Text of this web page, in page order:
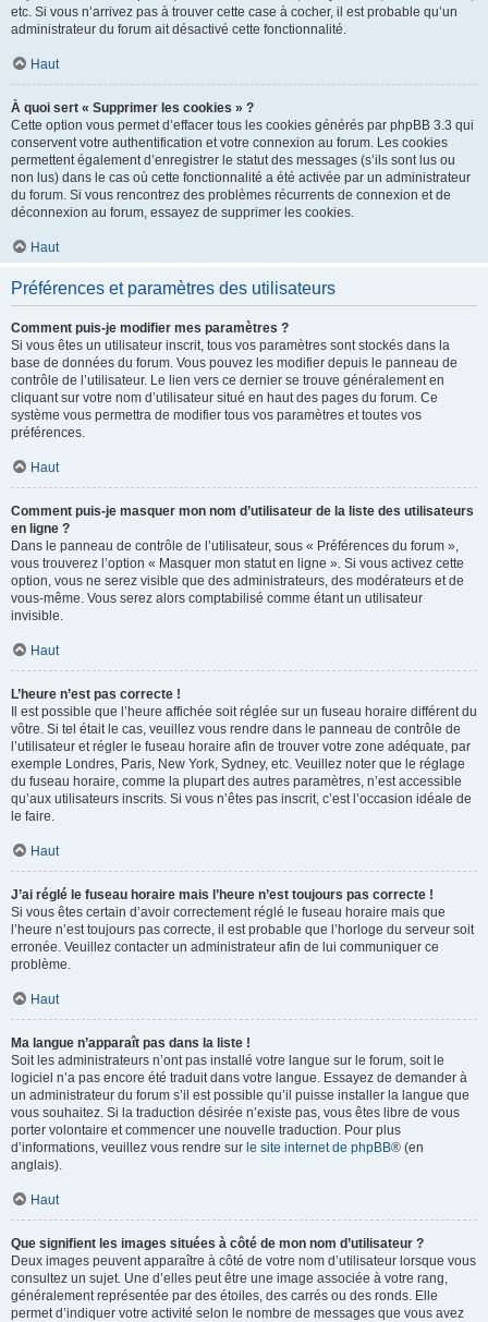
etc. Si vous n’arrivez pas à trouver cette case à cocher, il est probable qu’un
administrateur du forum ait désactivé cette fonctionnalité.
Haut
À quoi sert « Supprimer les cookies » ?
Cette option vous permet d’effacer tous les cookies générés par phpBB 3.3 qui
conservent votre authentification et votre connexion au forum. Les cookies
permettent également d’enregistrer le statut des messages (s’ils sont lus ou
non lus) dans le cas où cette fonctionnalité a été activée par un administrateur
du forum. Si vous rencontrez des problèmes récurrents de connexion et de
déconnexion au forum, essayez de supprimer les cookies.
Haut
Préférences et paramètres des utilisateurs
Comment puis-je modifier mes paramètres ?
Si vous êtes un utilisateur inscrit, tous vos paramètres sont stockés dans la
base de données du forum. Vous pouvez les modifier depuis le panneau de
contrôle de l’utilisateur. Le lien vers ce dernier se trouve généralement en
cliquant sur votre nom d’utilisateur situé en haut des pages du forum. Ce
système vous permettra de modifier tous vos paramètres et toutes vos
préférences.
Haut
Comment puis-je masquer mon nom d’utilisateur de la liste des utilisateurs
en ligne ?
Dans le panneau de contrôle de l’utilisateur, sous « Préférences du forum »,
vous trouverez l’option « Masquer mon statut en ligne ». Si vous activez cette
option, vous ne serez visible que des administrateurs, des modérateurs et de
vous-même. Vous serez alors comptabilisé comme étant un utilisateur
invisible.
Haut
L’heure n’est pas correcte !
Il est possible que l’heure affichée soit réglée sur un fuseau horaire différent du
vôtre. Si tel était le cas, veuillez vous rendre dans le panneau de contrôle de
l’utilisateur et régler le fuseau horaire afin de trouver votre zone adéquate, par
exemple Londres, Paris, New York, Sydney, etc. Veuillez noter que le réglage
du fuseau horaire, comme la plupart des autres paramètres, n’est accessible
qu’aux utilisateurs inscrits. Si vous n’êtes pas inscrit, c’est l’occasion idéale de
le faire.
Haut
J’ai réglé le fuseau horaire mais l’heure n’est toujours pas correcte !
Si vous êtes certain d’avoir correctement réglé le fuseau horaire mais que
l’heure n’est toujours pas correcte, il est probable que l’horloge du serveur soit
erronée. Veuillez contacter un administrateur afin de lui communiquer ce
problème.
Haut
Ma langue n’apparaît pas dans la liste !
Soit les administrateurs n’ont pas installé votre langue sur le forum, soit le
logiciel n’a pas encore été traduit dans votre langue. Essayez de demander à
un administrateur du forum s’il est possible qu’il puisse installer la langue que
vous souhaitez. Si la traduction désirée n’existe pas, vous êtes libre de vous
porter volontaire et commencer une nouvelle traduction. Pour plus
d’informations, veuillez vous rendre sur le site internet de phpBB® (en
anglais).
Haut
Que signifient les images situées à côté de mon nom d’utilisateur ?
Deux images peuvent apparaître à côté de votre nom d’utilisateur lorsque vous
consultez un sujet. Une d’elles peut être une image associée à votre rang,
généralement représentée par des étoiles, des carrés ou des ronds. Elle
permet d’indiquer votre activité selon le nombre de messages que vous avez